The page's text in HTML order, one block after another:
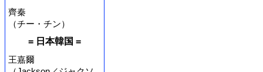
齊秦
（チー・チン）
= 日本韓国 =
王嘉爾